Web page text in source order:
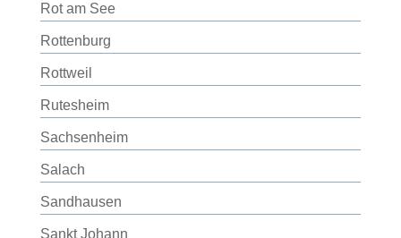
Rot am See
Rottenburg
Rottweil
Rutesheim
Sachsenheim
Salach
Sandhausen
Sankt Johann